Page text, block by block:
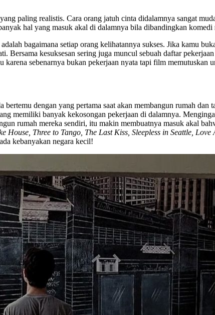
paling realistis. Cara orang jatuh cinta didalamnya sangat
hal yang masuk akal di dalamnya bila dibandingkan komedi
bagaimana setiap orang kelihatannya sukses. Jika kamu
Bersama kesuksesan sering juga muncul sebuah daftar
sebenarnya bukan pekerjaan nyata tapi film
dengan yang pertama saat akan membangun rumah
memiliki banyak kekosongan pekerjaan di dalamnya.
rumah mereka sendiri, itu makin membuatnya masuk akal
House, Three to Tango, The Last Kiss, Sleepless in Seattle,
kebanyakan negara kecil!